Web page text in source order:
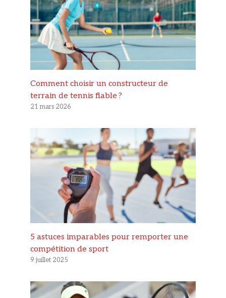
Comment choisir un constructeur de
terrain de tennis fiable ?
21 mars 2026
5 astuces imparables pour remporter une
compétition de sport
9 juillet 2025